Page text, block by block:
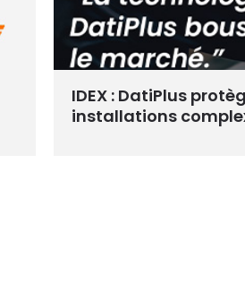
IDEX : DatiPlus
installations